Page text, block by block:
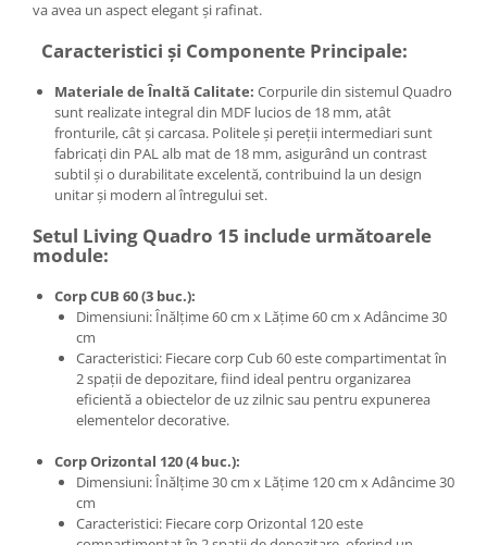
va avea un aspect elegant și rafinat.
Caracteristici și Componente Principale:
Materiale de Înaltă Calitate: Corpurile din sistemul Quadro
sunt realizate integral din MDF lucios de 18 mm, atât
fronturile, cât și carcasa. Politele și pereții intermediari sunt
fabricați din PAL alb mat de 18 mm, asigurând un contrast
subtil și o durabilitate excelentă, contribuind la un design
unitar și modern al întregului set.
Setul Living Quadro 15 include următoarele
module:
Corp CUB 60 (3 buc.):
Dimensiuni: Înălțime 60 cm x Lățime 60 cm x Adâncime 30
cm
Caracteristici: Fiecare corp Cub 60 este compartimentat în
2 spații de depozitare, fiind ideal pentru organizarea
eficientă a obiectelor de uz zilnic sau pentru expunerea
elementelor decorative.
Corp Orizontal 120 (4 buc.):
Dimensiuni: Înălțime 30 cm x Lățime 120 cm x Adâncime 30
cm
Caracteristici: Fiecare corp Orizontal 120 este